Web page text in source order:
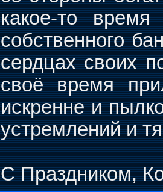
какое-то
собственного
сердцах своих
своё время
искренне и
устремлений и
С Праздником,